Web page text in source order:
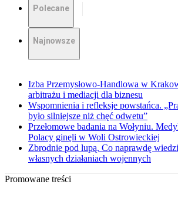
Polecane
Najnowsze
Izba Przemysłowo-Handlowa w
arbitrażu i mediacji dla biznesu
Wspomnienia i refleksje powstańca.
było silniejsze niż chęć odwetu”
Przełomowe badania na Wołyniu.
Polacy ginęli w Woli Ostrowieckiej
Zbrodnie pod lupą. Co naprawdę
własnych działaniach wojennych
Promowane treści